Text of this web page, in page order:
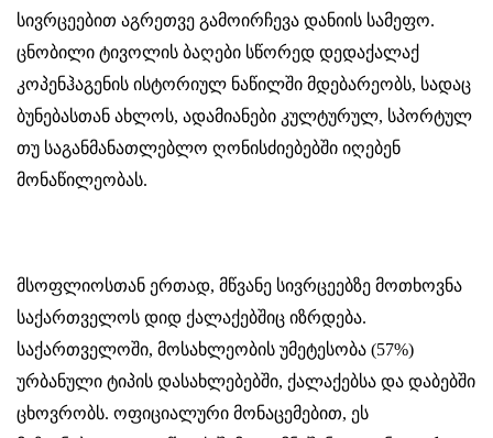
სივრცეებით აგრეთვე გამოირჩევა დანიის სამეფო.
ცნობილი ტივოლის ბაღები სწორედ დედაქალაქ
კოპენჰაგენის ისტორიულ ნაწილში მდებარეობს, სადაც
ბუნებასთან ახლოს, ადამიანები კულტურულ, სპორტულ
თუ საგანმანათლებლო ღონისძიებებში იღებენ
მონაწილეობას.
მსოფლიოსთან ერთად, მწვანე სივრცეებზე მოთხოვნა
საქართველოს დიდ ქალაქებშიც იზრდება.
საქართველოში, მოსახლეობის უმეტესობა (57%)
ურბანული ტიპის დასახლებებში, ქალაქებსა და დაბებში
ცხოვრობს. ოფიციალური მონაცემებით, ეს